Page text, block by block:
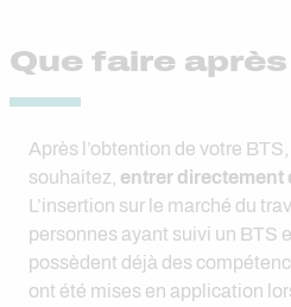
Que faire après
Après l’obtention de votre
souhaitez, entrer directement
L’insertion sur le marché du
personnes ayant suivi un BTS
possèdent déjà des
ont été mises en application